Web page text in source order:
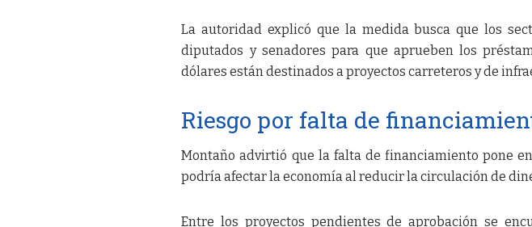
La autoridad explicó que la medida busca que los
diputados y senadores para que aprueben los
dólares están destinados a proyectos carreteros y de
Riesgo por falta de
Montaño advirtió que la falta de financiamiento pone
podría afectar la economía al reducir la circulación de
Entre los proyectos pendientes de aprobación se